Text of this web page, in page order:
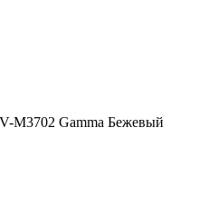
M3702 Gamma Бежевый